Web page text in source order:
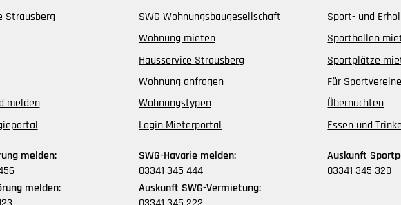
Strausberg
melden
melden:
melden:
SWG Wohnungsbaugesellschaft
Wohnung mieten
Hausservice Strausberg
Wohnung anfragen
Wohnungstypen
Login Mieterportal
SWG-Havarie melden:
03341 345 444
Auskunft SWG-Vermietung:
Sport- und
Sporthallen
Sportplätze
Für Sportvereine
Übernachten
Essen und
Auskunft
03341 345 320